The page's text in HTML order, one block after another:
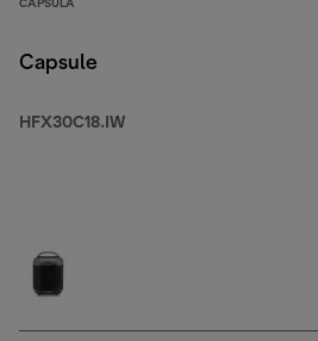
CÁPSULA
Capsule
HFX30C18.IW